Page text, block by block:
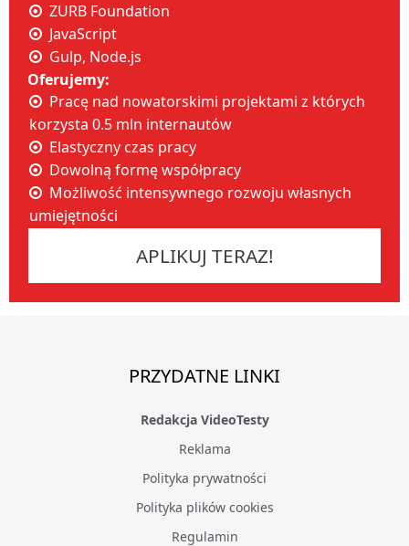
ZURB Foundation
JavaScript
Gulp, Node.js
Oferujemy:
Pracę nad nowatorskimi projektami z których
korzysta 0.5 mln internautów
Elastyczny czas pracy
Dowolną formę współpracy
Możliwość intensywnego rozwoju własnych
umiejętności
APLIKUJ TERAZ!
PRZYDATNE LINKI
Redakcja VideoTesty
Reklama
Polityka prywatności
Polityka plików cookies
Regulamin